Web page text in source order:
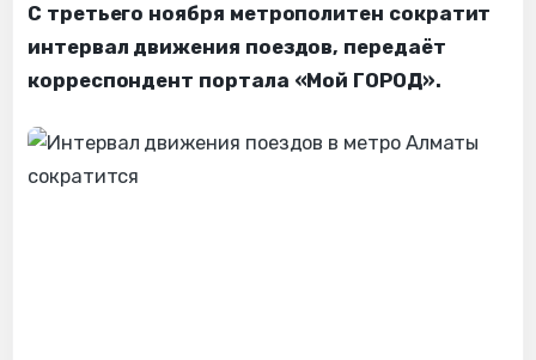
С третьего ноября метрополитен сократит
интервал движения поездов, передаёт
корреспондент портала «Мой ГОРОД».